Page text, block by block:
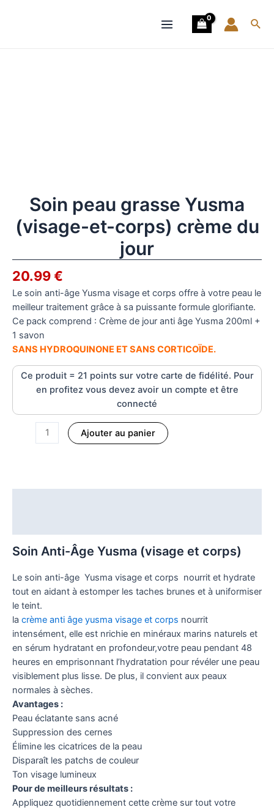
Menu
Soin peau grasse Yusma
(visage-et-corps) crème du
jour
20.99€
Le soin anti-âge Yusma visage et corps offre à votre peau le
meilleur traitement grâce à sa puissante formule glorifiante.
Ce pack comprend : Crème de jour anti âge Yusma 200ml +
1 savon
SANS HYDROQUINONE ET SANS CORTICOÏDE.
Ce produit = 21 points sur votre carte de fidélité. Pour
en profitez vous devez avoir un compte et être
connecté
Ajouter au panier
Soin Anti-Âge Yusma (visage et corps)
Le soin anti-âge Yusma visage et corps nourrit et hydrate
tout en aidant à estomper les taches brunes et à uniformiser
le teint.
la crème anti âge yusma visage et corps nourrit
intensément, elle est nrichie en minéraux marins naturels et
en sérum hydratant en profondeur,votre peau pendant 48
heures en emprisonnant l’hydratation pour révéler une peau
visiblement plus lisse. De plus, il convient aux peaux
normales à sèches.
Avantages :
Peau éclatante sans acné
Suppression des cernes
Élimine les cicatrices de la peau
Disparaît les patchs de couleur
Ton visage lumineux
Pour de meilleurs résultats :
Appliquez quotidiennement cette crème sur tout votre